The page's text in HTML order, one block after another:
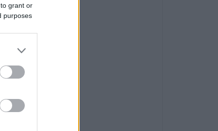
grant or
purposes